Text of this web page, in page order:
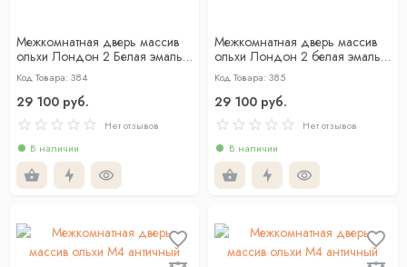
Межкомнатная дверь массив
ольхи Лондон 2 Белая эмаль
глухая
Код Товара: 384
29 100 руб.
Нет отзывов
В наличии
Межкомнатная дверь массив
ольхи Лондон 2 белая эмаль
со стеклом
Код Товара: 385
29 100 руб.
Нет отзывов
В наличии